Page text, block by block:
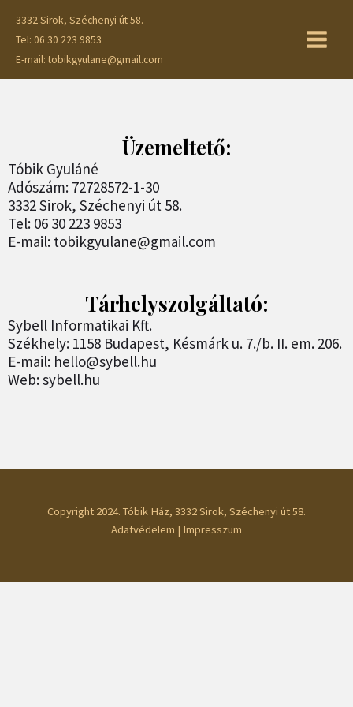
content
3332 Sirok, Széchenyi út 58.
Tel: 06 30 223 9853
E-mail: tobikgyulane@gmail.com
Menu
Üzemeltető:
Tóbik Gyuláné
Adószám: 72728572-1-30
3332 Sirok, Széchenyi út 58.
Tel: 06 30 223 9853
E-mail: tobikgyulane@gmail.com
Tárhelyszolgáltató:
Sybell Informatikai Kft.
Székhely: 1158 Budapest, Késmárk u. 7./b. II. em. 206.
E-mail: hello@sybell.hu
Web: sybell.hu
Copyright 2024. Tóbik Ház, 3332 Sirok, Széchenyi út 58.
Adatvédelem | Impresszum